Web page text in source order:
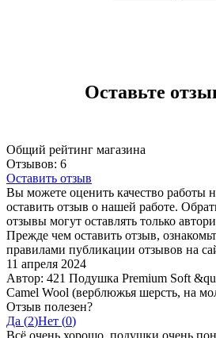
Оставьте
Общий рейтинг магазина
Отзывов: 6
Оставить отзыв
Вы можете оценить качество работы
оставить отзыв о нашей работе.
отзывы могут оставлять только
Прежде чем оставить отзыв,
правилами публикации отзывов на
11 апреля 2024
Автор: 421 Подушка Premium Soft
Camel Wool (верблюжья шерсть, на
Отзыв полезен?
Да (2)Нет (0)
Всё очень хорошо, подушки очень